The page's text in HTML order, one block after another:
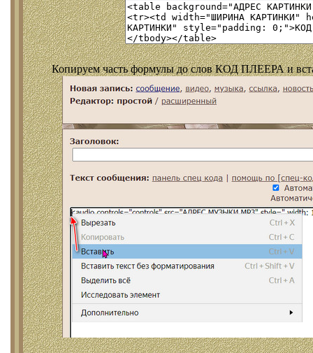
Копируем часть формулы до слов КОД ПЛЕЕРА и